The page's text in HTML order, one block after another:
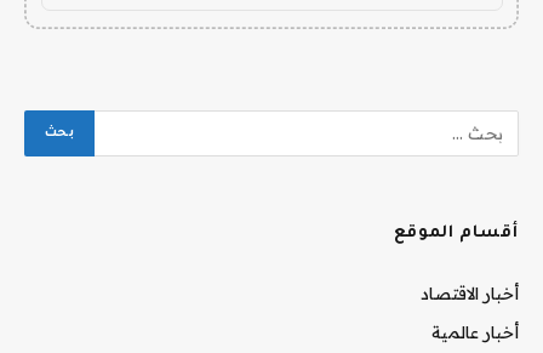
أقسام الموقع
أخبار الاقتصاد
أخبار عالمية